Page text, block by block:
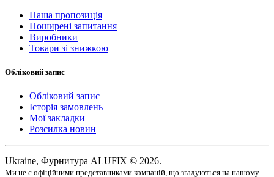
Наша пропозиція
Поширені запитання
Виробники
Товари зі знижкою
Обліковий запис
Обліковий запис
Історія замовлень
Мої закладки
Розсилка новин
Ukraine, Фурнитура ALUFIX © 2026.
Ми не є офіційними представниками компаній, що згадуються на нашому